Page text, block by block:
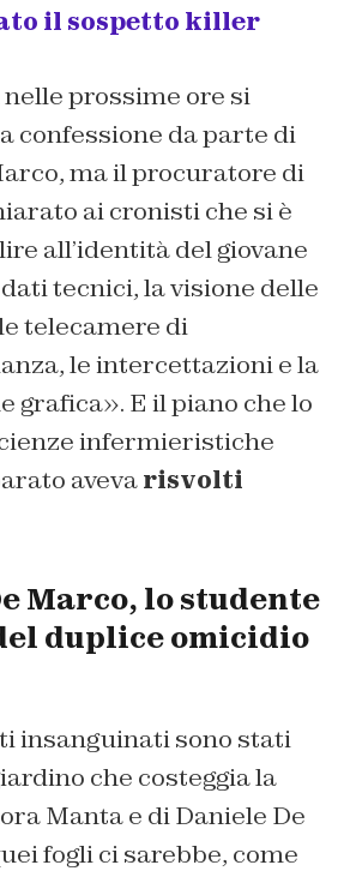
il sospetto killer
prossime ore si
confessione da parte di
ma il procuratore di
ai cronisti che si è
all’identità del giovane
tecnici, la visione delle
telecamere di
le intercettazioni e la
grafica». E il piano che lo
infermieristiche
avevarisvolti
Marco, lo studente
duplice omicidio
insanguinati sono stati
che costeggia la
Manta e di Daniele De
fogli ci sarebbe, come